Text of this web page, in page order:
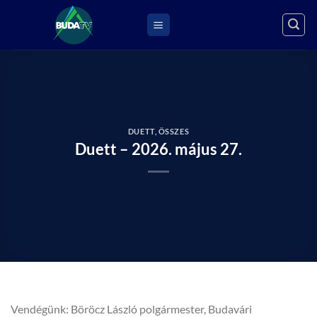
DUETT, ÖSSZES
Duett – 2026. május 27.
Vendégünk: Böröcz László polgármester, Budavári